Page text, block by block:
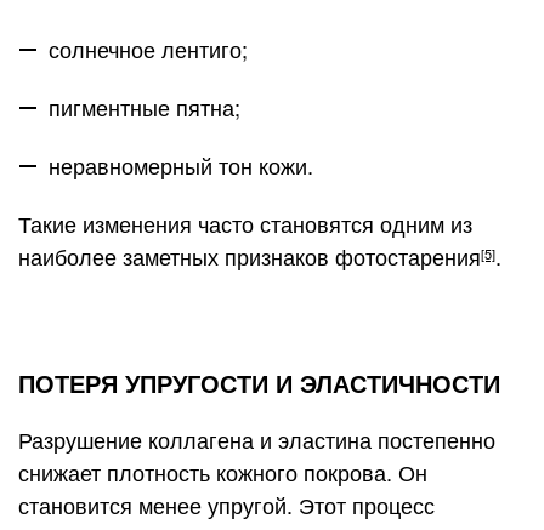
солнечное лентиго;
пигментные пятна;
неравномерный тон кожи.
Такие изменения часто становятся одним из
наиболее заметных признаков фотостарения[5].
ПОТЕРЯ УПРУГОСТИ И ЭЛАСТИЧНОСТИ
Разрушение коллагена и эластина постепенно
снижает плотность кожного покрова. Он
становится менее упругой. Этот процесс